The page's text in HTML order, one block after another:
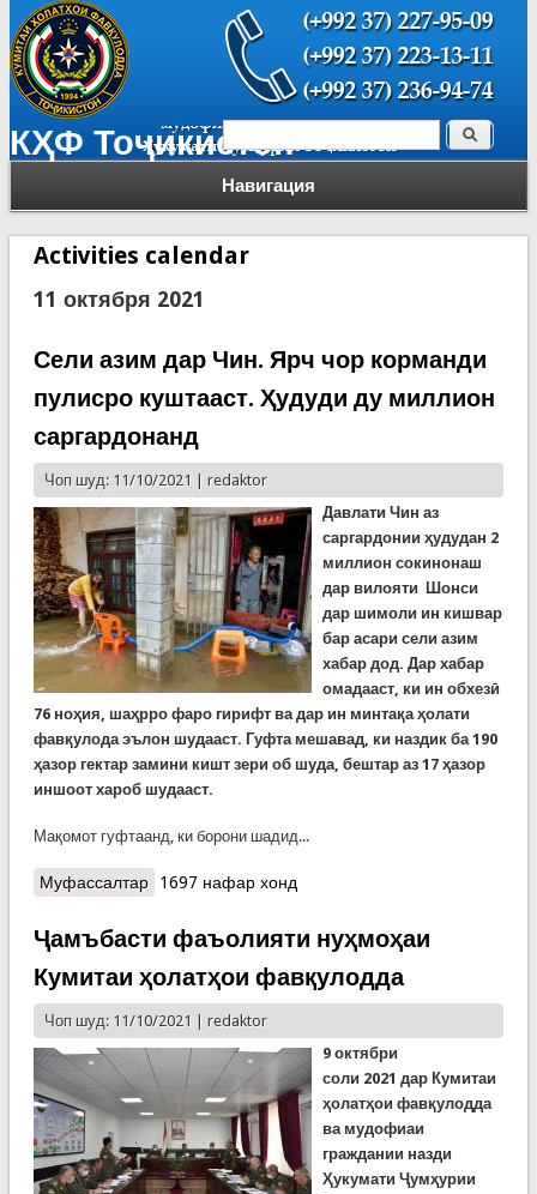
КҲФ Тоҷикистон
Навигация
Форма поиска Поиск
Activities calendar
11 октября 2021
Сели азим дар Чин. Ярч чор корманди
пулисро куштааст. Ҳудуди ду миллион
саргардонанд
Чоп шуд: 11/10/2021 | redaktor
Давлати Чин аз
саргардонии ҳудудан 2
миллион сокинонаш
дар вилояти Шонси
дар шимоли ин кишвар
бар асари сели азим
хабар дод. Дар хабар
омадааст, ки ин обхезӣ
76 ноҳия, шаҳрро фаро гирифт ва дар ин минтақа ҳолати
фавқулода эълон шудааст. Гуфта мешавад, ки наздик ба 190
ҳазор гектар замини кишт зери об шуда, бештар аз 17 ҳазор
иншоот хароб шудааст.
Мақомот гуфтаанд, ки борони шадид...
Муфассалтаро Сели азим дар Чин. Ярч чор корманди
саргардонанд
1697 нафар хонд
Ҷамъбасти фаъолияти нуҳмоҳаи
Кумитаи ҳолатҳои фавқулодда
Чоп шуд: 11/10/2021 | redaktor
9 октябри
соли 2021 дар Кумитаи
ҳолатҳои фавқулодда
ва мудофиаи
граждании назди
Ҳукумати Ҷумҳурии